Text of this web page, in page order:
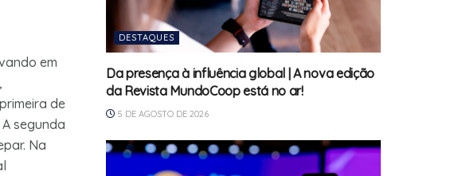
em
de
segunda
Na
DESTAQUES
Da presença à influência global | A nova edição
da Revista MundoCoop está no ar!
5 DE AGOSTO DE 2026